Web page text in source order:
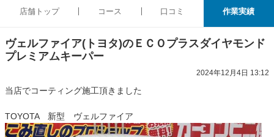
店舗トップ コース 口コミ 作業実績
ヴェルファイア(トヨタ)のＥＣＯプラスダイヤモンド
プレミアムキーパー
2024年12月4日 13:12
当店でコーティング施工頂きました
TOYOTA 新型 ヴェルファイア